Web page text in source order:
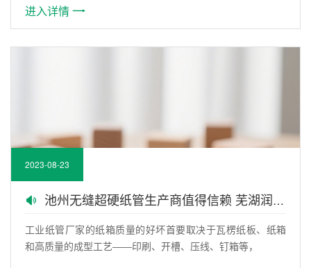
进入详情
2023-08-23
池州无缝超硬纸管生产商值得信赖 芜湖润林...
工业纸管厂家的纸箱质量的好坏首要取决于瓦楞纸板、纸箱
和高质量的成型工艺――印刷、开槽、压线、钉箱等，